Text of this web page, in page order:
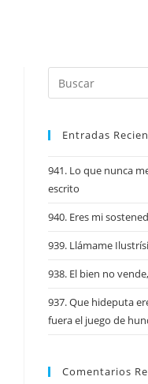
Entradas
941. Lo que nunca
escrito
940. Eres mi
939. Llámame
938. El bien no
937. Que hideputa
fuera el juego de
Comentarios